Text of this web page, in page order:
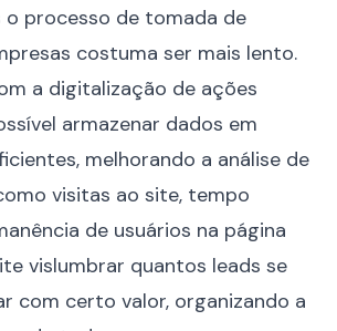
processo de tomada de
costuma ser mais lento.
a digitalização de ações
armazenar dados em
melhorando a análise de
visitas ao site, tempo
de usuários na página
vislumbrar quantos leads se
com certo valor, organizando a